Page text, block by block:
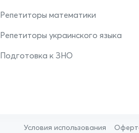
Репетиторы математики
Репетиторы украинского языка
Подготовка к ЗНО
Условия использования